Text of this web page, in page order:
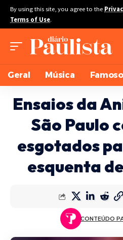
By using this site, you agree to the
Terms of Use.
Geral Música
Ensaios da
São Paulo
esgotados
esquenta
CONTEÚDO